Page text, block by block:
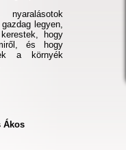
legyen,
hogy
és hogy
a környék
Ákos